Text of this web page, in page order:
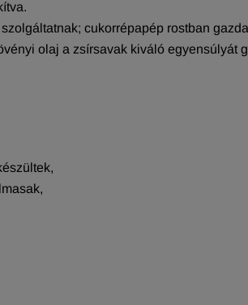
cukorrépapép rostban
olaj a zsírsavak kiváló egyensúlyát